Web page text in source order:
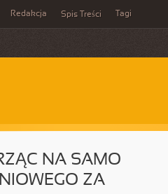
Redakcja Spis Treści Tagi
NA SAMO
ZA